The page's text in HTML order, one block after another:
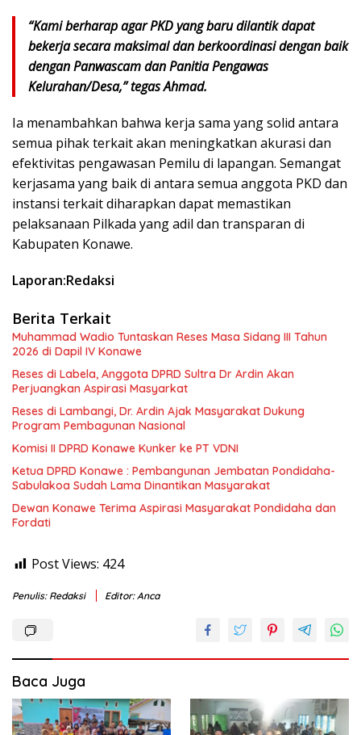
“Kami berharap agar PKD yang baru dilantik dapat
bekerja secara maksimal dan berkoordinasi dengan baik
dengan Panwascam dan Panitia Pengawas
Kelurahan/Desa,” tegas Ahmad.
Ia menambahkan bahwa kerja sama yang solid antara
semua pihak terkait akan meningkatkan akurasi dan
efektivitas pengawasan Pemilu di lapangan. Semangat
kerjasama yang baik di antara semua anggota PKD dan
instansi terkait diharapkan dapat memastikan
pelaksanaan Pilkada yang adil dan transparan di
Kabupaten Konawe.
Laporan:Redaksi
Berita Terkait
Muhammad Wadio Tuntaskan Reses Masa Sidang III Tahun
2026 di Dapil IV Konawe
Reses di Labela, Anggota DPRD Sultra Dr Ardin Akan
Perjuangkan Aspirasi Masyarkat
Reses di Lambangi, Dr. Ardin Ajak Masyarakat Dukung
Program Pembagunan Nasional
Komisi II DPRD Konawe Kunker ke PT VDNI
Ketua DPRD Konawe : Pembangunan Jembatan Pondidaha-
Sabulakoa Sudah Lama Dinantikan Masyarakat
Dewan Konawe Terima Aspirasi Masyarakat Pondidaha dan
Fordati
Post Views: 424
Penulis: Redaksi Editor: Anca
Baca Juga